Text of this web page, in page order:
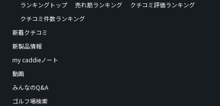
ランキングトップ
売れ筋ランキング
クチコミ評価ランキング
クチコミ件数ランキング
新着クチコミ
新製品情報
my caddieノート
動画
みんなのQ&A
ゴルフ場検索